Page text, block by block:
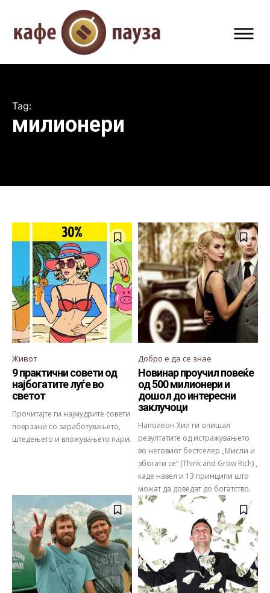
Tag:
милионери
Живот
9 практични совети од
најбогатите луѓе во
светот
Прочитајте ги најмудрите совети
поврзани со заработувањето,
штедењето и вложувањето пари.
Добро е да се знае
Новинар проучил повеќе
од 500 милионери и
дошол до интересни
заклучоци
Наполеон Хил ги опишал
резултатите од истражувањето
во неговиот бестселер „Мисли и
збогати се“ (Think and Grow Rich) ,
каде навел и 13 принципи што
можат да доведат до богатство.